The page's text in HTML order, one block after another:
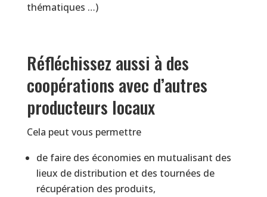
thématiques …)
Réfléchissez aussi à des
coopérations avec d’autres
producteurs locaux
Cela peut vous permettre
de faire des économies en mutualisant des
lieux de distribution et des tournées de
récupération des produits,